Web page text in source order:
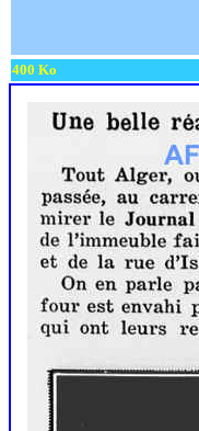
400 Ko